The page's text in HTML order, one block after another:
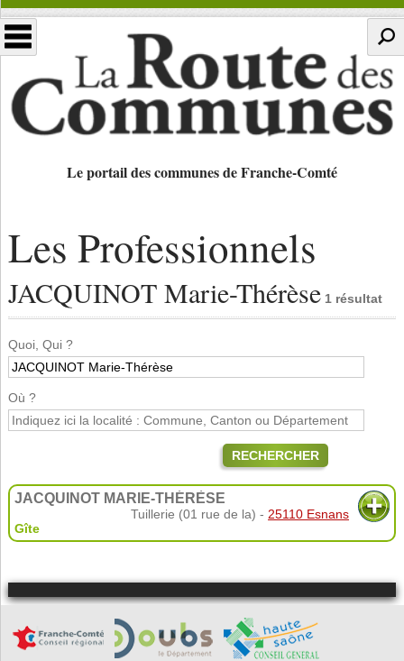
Le portail des communes de Franche-Comté
Les Professionnels
JACQUINOT Marie-Thérèse 1 résultat
Quoi, Qui ?
Où ?
RECHERCHER
JACQUINOT MARIE-THÉRÈSE
Tuillerie (01 rue de la) - 25110 Esnans
Gîte